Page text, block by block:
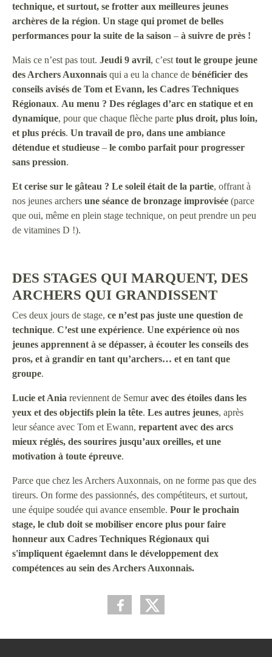
technique, et surtout, se frotter aux meilleures jeunes
archères de la région. Un stage qui promet de belles
performances pour la suite de la saison – à suivre de près !
Mais ce n’est pas tout. Jeudi 9 avril, c’est tout le groupe jeune
des Archers Auxonnais qui a eu la chance de bénéficier des
conseils avisés de Tom et Evann, les Cadres Techniques
Régionaux. Au menu ? Des réglages d’arc en statique et en
dynamique, pour que chaque flèche parte plus droit, plus loin,
et plus précis. Un travail de pro, dans une ambiance
détendue et studieuse – le combo parfait pour progresser
sans pression.
Et cerise sur le gâteau ? Le soleil était de la partie, offrant à
nos jeunes archers une séance de bronzage improvisée (parce
que oui, même en plein stage technique, on peut prendre un peu
de vitamines D !).
DES STAGES QUI MARQUENT, DES
ARCHERS QUI GRANDISSENT
Ces deux jours de stage, ce n’est pas juste une question de
technique. C’est une expérience. Une expérience où nos
jeunes apprennent à se dépasser, à écouter les conseils des
pros, et à grandir en tant qu’archers… et en tant que
groupe.
Lucie et Ania reviennent de Semuravec des étoiles dans les
yeux et des objectifs plein la tête. Les autres jeunes, après
leur séance avec Tom et Ewann, repartent avec des arcs
mieux réglés, des sourires jusqu’aux oreilles, et une
motivation à toute épreuve.
Parce que chez les Archers Auxonnais, on ne forme pas que des
tireurs. On forme des passionnés, des compétiteurs, et surtout,
une équipe soudée qui avance ensemble. Pour le prochain
stage, le club doit se mobiliser encore plus pour faire
honneur aux Cadres Techniques Régionaux qui
s'impliquent égaelemnt dans le développement dex
compétences au sein des Archers Auxonnais.